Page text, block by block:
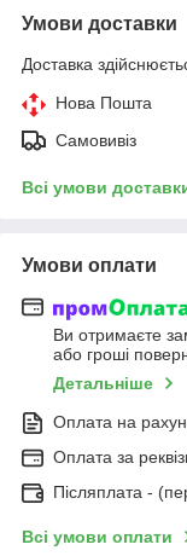
Умови доставки
Доставка
Нова Пошта
Самовивіз
Всі умови
Умови оплати
Ви отримаєте
або гроші
Детальніше
Оплата на
Оплата за
Післяплата -
Всі умови оплати